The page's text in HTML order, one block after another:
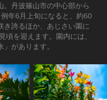
丹波篠山市の中心部から
年6月上旬になると、約60
き誇るほか、あじさい園に
を迎えます。園内には、
があります。